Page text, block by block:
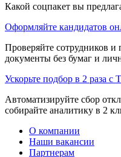
Какой соцпакет вы
Оформляйте кандидатов
Проверяйте сотрудников
документы без бумаг и
Ускорьте подбор в 2 раза с
Автоматизируйте сбор
собирайте аналитику в 2
О компании
Наши вакансии
Партнерам